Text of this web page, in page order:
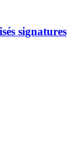
signatures